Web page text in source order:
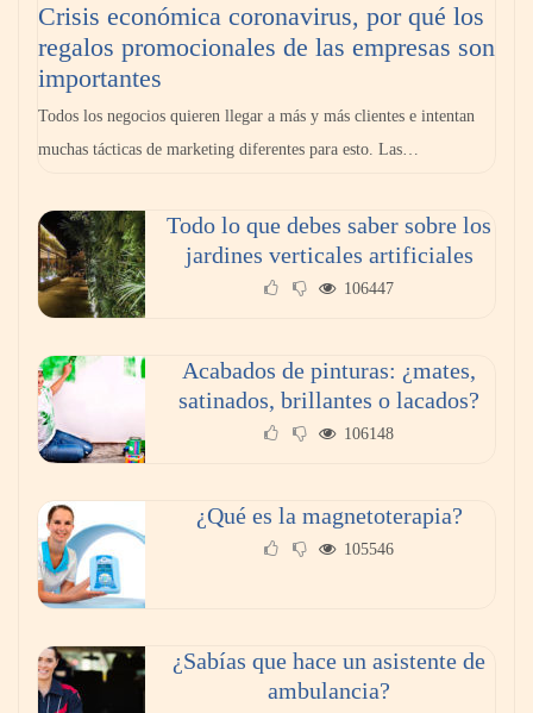
¿Cuándo y por qué debería contratar a un
abogado laboralista?
Aspectos a tener en cuenta para elegir el
Crisis económica coronavirus, por qué los
regalos promocionales de las empresas son
importantes
Todos los negocios quieren llegar a más y más clientes e intentan
muchas tácticas de marketing diferentes para esto. Las…
Todo lo que debes saber sobre los
jardines verticales artificiales
106447
Acabados de pinturas: ¿mates,
satinados, brillantes o lacados?
106148
¿Qué es la magnetoterapia?
105546
¿Sabías que hace un asistente de
ambulancia?